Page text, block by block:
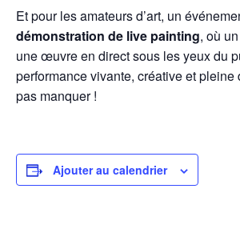
Et pour les amateurs d’art, un
démonstration de live painting, où
une œuvre en direct sous les yeux du
performance vivante, créative et pleine
pas manquer !
Ajouter au calendrier